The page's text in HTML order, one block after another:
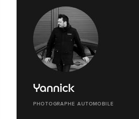
Yannick
PHOTOGRAPHE AUTOMOBILE